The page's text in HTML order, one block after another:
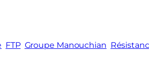
FTP Groupe Manouchian